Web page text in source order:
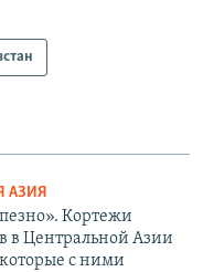
АЗИЯ
Кортежи
в Центральной Азии
с ними